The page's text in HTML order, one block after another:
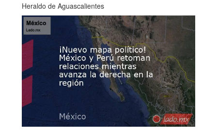
Heraldo de Aguascalientes